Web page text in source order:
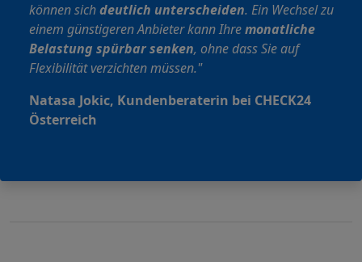
können sichdeutlich unterscheiden. Ein Wechsel zu
einem günstigeren Anbieter kann Ihremonatliche
Belastung spürbar senken, ohne dass Sie auf
Flexibilität verzichten müssen."
Natasa Jokic, Kundenberaterin bei CHECK24
Österreich